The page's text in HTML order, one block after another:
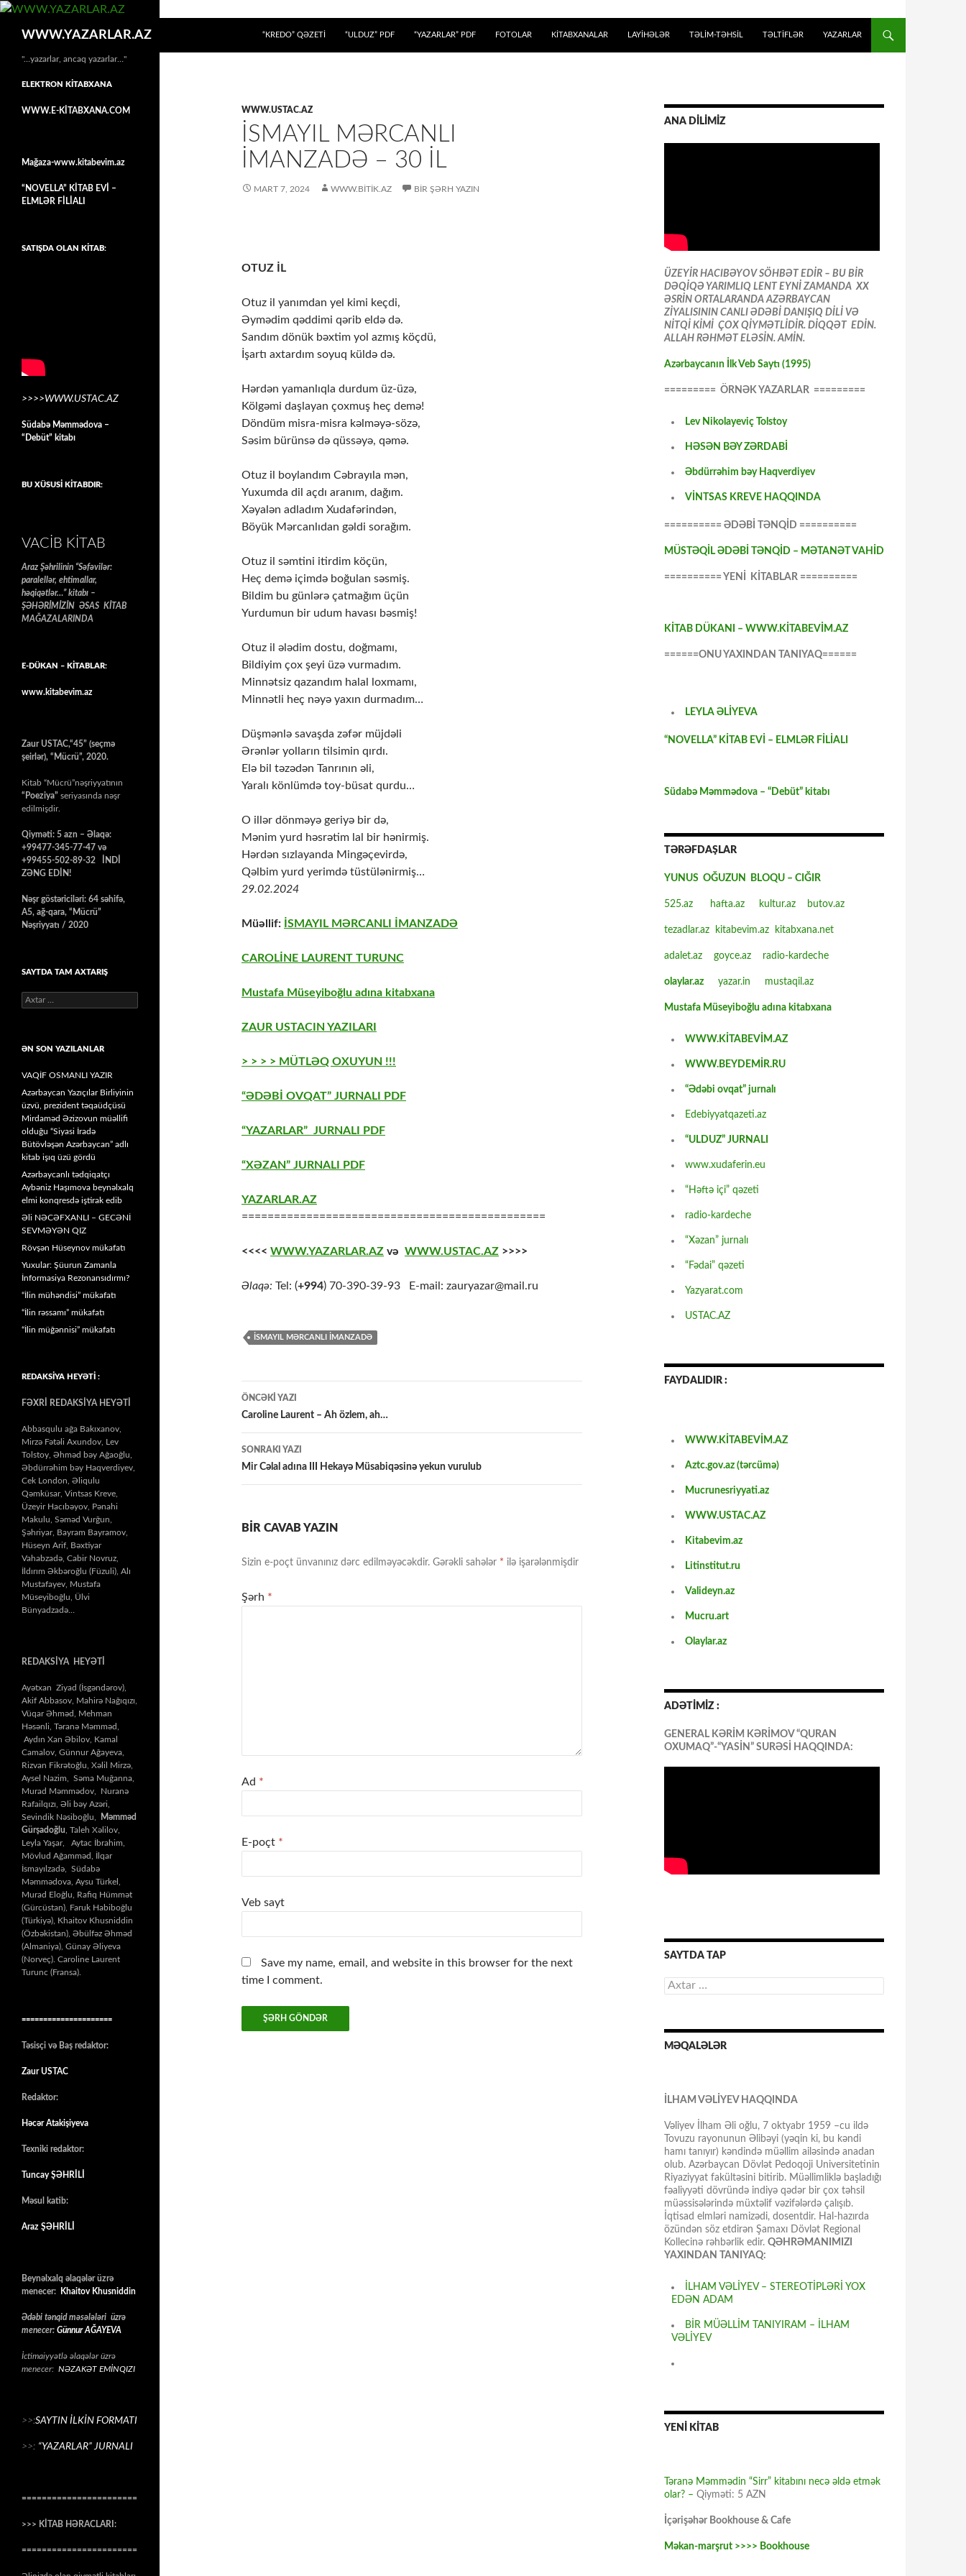
WWW.YAZARLAR.AZ
“KREDO” QƏZETİ
“ULDUZ” PDF “YAZARLAR” PDF FOTOLAR KİTABXANALAR LAYİHƏLƏR TƏLIM-TƏHSIL TƏLTİFLƏR YAZARLAR
WWW.USTAC.AZ
İSMAYIL MƏRCANLI
İMANZADƏ – 30 IL
MART 7, 2024 WWW.BITIK.AZ BIR ŞƏRH YAZIN
OTUZ İL
Otuz il yanımdan yel kimi keçdi,
Əymədim qəddimi qərib eldə də.
Sandım dönük bəxtim yol azmış köçdü,
İşartı axtardım soyuq küldə də.
Hərdən yamanlıqla durdum üz-üzə,
Kölgəmi daşlayan çoxmuş heç demə!
Döndüm misra-misra kəlməyə-sözə,
Səsim bürünsə də qüssəyə, qəmə.
Otuz il boylandım Cəbrayıla mən,
Yuxumda dil açdı aranım, dağım.
Xəyalən adladım Xudafərindən,
Böyük Mərcanlıdan gəldi sorağım.
Otuz il səmtini itirdim köçün,
Heç demə içimdə boğulan səsmiş.
Bildim bu günlərə çatmağım üçün
Yurdumun bir udum havası bəsmiş!
Otuz il ələdim dostu, doğmamı,
Bildiyim çox şeyi üzə vurmadım.
Minnətsiz qazandım halal loxmamı,
Minnətli heç nəyə yaxın durmadım…
Düşmənlə savaşda zəfər müjdəli
Ərənlər yolların tilsimin qırdı.
Elə bil təzədən Tanrının əli,
Yaralı könlümdə toy-büsat qurdu…
O illər dönməyə geriyə bir də,
Mənim yurd həsrətim lal bir hənirmiş.
Hərdən sızlayanda Mingəçevirdə,
Qəlbim yurd yerimdə tüstülənirmiş…
29.02.2024
Müəllif: İSMAYIL MƏRCANLI İMANZADƏ
CAROLİNE LAURENT TURUNC
Mustafa Müseyiboğlu adına kitabxana
ZAUR USTACIN YAZILARI
> > > > MÜTLƏQ OXUYUN !!!
“ƏDƏBİ OVQAT” JURNALI PDF
“YAZARLAR” JURNALI PDF
“XƏZAN” JURNALI PDF
YAZARLAR.AZ
===============================================
<<<< WWW.YAZARLAR.AZ və WWW.USTAC.AZ >>>>
Əlaqə: Tel: (+994) 70-390-39-93 E-mail: zauryazar@mail.ru
İSMAYIL MƏRCANLI İMANZADƏ
Yazılar
üzrə
naviqasiya
ÖNCƏKI YAZI
Caroline Laurent – Ah özlem, ah…
SONRAKI YAZI
Mir Cəlal adına III Hekayə Müsabiqəsinə yekun vurulub
BIR CAVAB YAZIN
Sizin e-poçt ünvanınız dərc edilməyəcəkdir. Gərəkli sahələr * ilə işarələnmişdir
Şərh *
Ad *
E-poçt *
Veb sayt
Save my name, email, and website in this browser for the next
time I comment.
ANA DİLİMİZ
ÜZEYİR HACIBƏYOV SÖHBƏT EDİR – BU BİR
DƏQİQƏ YARIMLIQ LENT EYNİ ZAMANDA XX
ƏSRİN ORTALARANDA AZƏRBAYCAN
ZİYALISININ CANLI ƏDƏBİ DANIŞIQ DİLİ VƏ
NİTQİ KİMİ ÇOX QİYMƏTLİDİR. DİQQƏT EDİN.
ALLAH RƏHMƏT ELƏSİN. AMİN.
Azərbaycanın İlk Veb Saytı (1995)
========= ÖRNƏK YAZARLAR =========
Lev Nikolayeviç Tolstoy
HƏSƏN BƏY ZƏRDABİ
Əbdürrəhim bəy Haqverdiyev
VİNTSAS KREVE HAQQINDA
========== ƏDƏBİ TƏNQİD ==========
MÜSTƏQİL ƏDƏBİ TƏNQİD – MƏTANƏT VAHİD
========== YENİ KİTABLAR ==========
KİTAB DÜKANI – WWW.KİTABEVİM.AZ
======ONU YAXINDAN TANIYAQ======
LEYLA ƏLİYEVA
“NOVELLA” KİTAB EVİ – ELMLƏR FİLİALI
Südabə Məmmədova – “Debüt” kitabı
TƏRƏFDAŞLAR
YUNUS OĞUZUN BLOQU – CIĞIR
525.az hafta.az kultur.az butov.az
tezadlar.az kitabevim.az kitabxana.net
adalet.az goyce.az radio-kardeche
olaylar.az yazar.in mustaqil.az
Mustafa Müseyiboğlu adına kitabxana
WWW.KİTABEVİM.AZ
WWW.BEYDEMİR.RU
“Ədəbi ovqat” jurnalı
Edebiyyatqazeti.az
“ULDUZ” JURNALI
www.xudaferin.eu
“Həftə içi” qəzeti
radio-kardeche
“Xəzan” jurnalı
“Fədai” qəzeti
Yazyarat.com
USTAC.AZ
FAYDALIDIR :
WWW.KİTABEVİM.AZ
Aztc.gov.az (tərcümə)
Mucrunesriyyati.az
WWW.USTAC.AZ
Kitabevim.az
Litinstitut.ru
Valideyn.az
Mucru.art
Olaylar.az
ADƏTİMİZ :
GENERAL KƏRİM KƏRİMOV “QURAN
OXUMAQ”-“YASİN” SURƏSİ HAQQINDA:
SAYTDA TAP
Axtarış:
MƏQALƏLƏR
İLHAM VƏLİYEV HAQQINDA
Vəliyev İlham Əli oğlu, 7 oktyabr 1959 –cu ildə
Tovuzu rayonunun Əlibəyi (yəqin ki, bu kəndi
hamı tanıyır) kəndində müəllim ailəsində anadan
olub. Azərbaycan Dövlət Pedoqoji Universitetinin
Riyaziyyat fakültəsini bitirib. Müəllimliklə başladığı
fəaliyyəti dövründə indiyə qədər bir çox təhsil
müəssisələrində müxtəlif vəzifələrdə çalışıb.
İqtisad elmləri namizədi, dosentdir. Hal-hazırda
özündən söz etdirən Şamaxı Dövlət Regional
Kollecinə rəhbərlik edir. QƏHRƏMANIMIZI
YAXINDAN TANIYAQ:
İLHAM VƏLİYEV – STEREOTİPLƏRİ YOX
EDƏN ADAM
BİR MÜƏLLİM TANIYIRAM – İLHAM
VƏLİYEV
YENİ KİTAB
Təranə Məmmədin “Sirr” kitabını necə əldə etmək
olar? – Qiyməti: 5 AZN
İçərişəhər Bookhouse & Cafe
Məkan-marşrut >>>> Bookhouse
"…yazarlar, ancaq yazarlar…"
ELEKTRON KİTABXANA
WWW.E-KİTABXANA.COM
Mağaza-www.kitabevim.az
“NOVELLA” KİTAB EVİ –
ELMLƏR FİLİALI
SATIŞDA OLAN KİTAB:
>>>>WWW.USTAC.AZ
Südabə Məmmədova –
“Debüt” kitabı
BU XÜSUSİ KİTABDIR:
VACIB KITAB
Araz Şəhrilinin “Səfəvilər:
paralellər, ehtimallar,
həqiqətlər…” kitabı –
ŞƏHƏRİMİZİN ƏSAS KİTAB
MAĞAZALARINDA
E-DÜKAN – KİTABLAR:
www.kitabevim.az
Zaur USTAC,“45” (seçmə
şeirlər), “Mücrü”, 2020.
Kitab “Mücrü”nəşriyyatının
“Poeziya” seriyasında nəşr
edilmişdir.
Qiyməti: 5 azn – Əlaqə:
+99477-345-77-47 və
+99455-502-89-32 İNDİ
ZƏNG EDİN!
Nəşr göstəriciləri: 64 səhifə,
A5, ağ-qara, “Mücrü”
Nəşriyyatı / 2020
SAYTDA TAM AXTARIŞ
Axtarış:
ƏN SON YAZILANLAR
VAQİF OSMANLI YAZIR
Azərbaycan Yazıçılar Birliyinin
üzvü, prezident təqaüdçüsü
Mirdaməd Əzizovun müəllifi
olduğu “Siyasi İradə
Bütövləşən Azərbaycan” adlı
kitab işıq üzü gördü
Azərbaycanlı tədqiqatçı
Aybəniz Haşımova beynəlxalq
elmi konqresdə iştirak edib
Əli NƏCƏFXANLI – GECƏNİ
SEVMƏYƏN QIZ
Rövşən Hüseynov mükafatı
Yuxular: Şüurun Zamanla
İnformasiya Rezonansıdırmı?
“İlin mühəndisi” mükafatı
“İlin rəssamı” mükafatı
“İlin müğənnisi” mükafatı
REDAKSİYA HEYƏTİ :
FƏXRİ REDAKSİYA HEYƏTİ
Abbasqulu ağa Bakıxanov,
Mirzə Fətəli Axundov, Lev
Tolstoy, Əhməd bəy Ağaoğlu,
Əbdürrəhim bəy Haqverdiyev,
Cek London, Əliqulu
Qəmküsar, Vintsas Kreve,
Üzeyir Hacıbəyov, Pənahi
Makulu, Səməd Vurğun,
Şəhriyar, Bayram Bayramov,
Hüseyn Arif, Bəxtiyar
Vahabzadə, Cabir Novruz,
İldırım Əkbəroğlu (Füzuli), Alı
Mustafayev, Mustafa
Müseyiboğlu, Ülvi
Bünyadzadə…
REDAKSİYA HEYƏTİ
Ayətxan Ziyad (İsgəndərov),
Akif Abbasov, Mahirə Nağıqızı,
Vüqar Əhməd, Mehman
Həsənli, Təranə Məmməd,
Aydın Xan Əbilov, Kamal
Camalov, Günnur Ağayeva,
Rizvan Fikrətoğlu, Xəlil Mirzə,
Aysel Nazim, Səma Muğanna,
Murad Məmmədov, Nuranə
Rafailqızı, Əli bəy Azəri,
Sevindik Nəsiboğlu,
Məmməd
Gürşadoğlu , Taleh Xəlilov,
Leyla Yaşar, Aytac İbrahim,
Mövlud Ağamməd, İlqar
İsmayılzadə, Südabə
Məmmədova, Aysu Türkel,
Murad Eloğlu, Rafiq Hümmət
(Gürcüstan), Faruk Habiboğlu
(Türkiyə), Khaitov Khusniddin
(Özbəkistan), Əbülfəz Əhməd
(Almaniya), Günay Əliyeva
(Norveç). Caroline Laurent
Turunc (Fransa).
=====================
Təsisçi və Baş redaktor:
Zaur USTAC
Redaktor:
Həcər Atakişiyeva
Texniki redaktor:
Tuncay ŞƏHRİLİ
Məsul katib:
Araz ŞƏHRİLİ
Beynəlxalq əlaqələr üzrə
menecer:
Khaitov Khusniddin
Ədəbi tənqid məsələləri üzrə
menecer: Günnur AĞAYEVA
İctimaiyyətlə əlaqələr üzrə
menecer: NƏZAKƏT EMİNQIZI
>>:SAYTIN İLKİN FORMATI
>>: “YAZARLAR” JURNALI
=======================
>>> KİTAB HƏRACLARI:
=======================